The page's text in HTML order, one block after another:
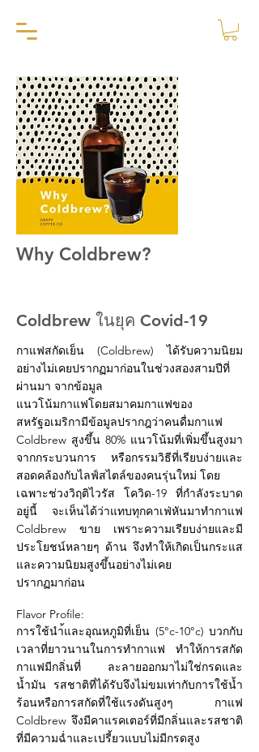
Why Coldbrew?
Coldbrew ในยุค Covid-19
กาแฟสกัดเย็น (Coldbrew) ได้รับความนิยม
อย่างไม่เคยปรากฏมาก่อนในช่วงสองสามปีที่
ผ่านมา จากข้อมูล
แนวโน้มกาแฟโดยสมาคมกาแฟของ
สหรัฐอเมริกามีข้อมูลปรากฎว่าคนดื่มกาแฟ
Coldbrew สูงขึ้น 80% แนวโน้มที่เพิ่มขึ้นสูงมา
จากกระบวนการ หรือกรรมวิธีที่เรียบง่ายและ
สอดคล้องกับไลฟ์สไตล์ของคนรุ่นใหม่ โดย
เฉพาะช่วงวิฤติไวรัส โควิด-19 ที่กำลังระบาด
อยู่นี้ จะเห็นได้ว่าแทบทุกคาเฟ่หันมาทำกาแฟ
Coldbrew ขาย เพราะความเรียบง่ายและมี
ประโยชน์หลายๆ ด้าน จึงทำให้เกิดเป็นกระแส
และความนิยมสูงขึ้นอย่างไม่เคย
ปรากฏมาก่อน
Flavor Profile:
การใช้นำ้และอุณหภูมิที่เย็น (5°c-10°c) บวกกับ
เวลาที่ยาวนานในการทำกาแฟ ทำให้การสกัด
กาแฟมีกลิ่นที่ ละลายออกมาไม่ใช่กรดและ
น้ำมัน รสชาติที่ได้รับจึงไม่ขมเท่ากับการใช้น้ำ
ร้อนหรือการสกัดที่ใช้แรงดันสูงๆ กาแฟ
Coldbrew จึงมีคาแรคเตอร์ที่มีกลิ่นและรสชาติ
ที่มีความฉ่ำและเปรี้ยวแบบไม่มีกรดสูง